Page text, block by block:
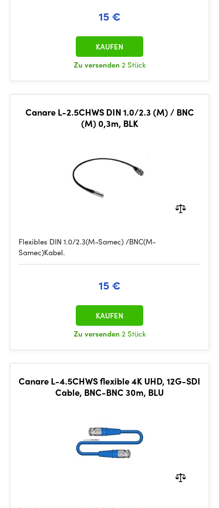
15 €
Zu versenden 2 Stück
KAUFEN
Canare L-2.5CHWS DIN 1.0/2.3 (M) / BNC
(M) 0,3m, BLK
Flexibles DIN 1.0/2.3(M-Samec) /BNC(M-
Samec)Kabel.
15 €
Zu versenden 2 Stück
KAUFEN
Canare L-4.5CHWS flexible 4K UHD, 12G-SDI
Cable, BNC-BNC 30m, BLU